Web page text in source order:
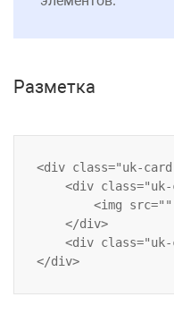
Разметка
<div class="uk-
<div
<img
    </div>
<div